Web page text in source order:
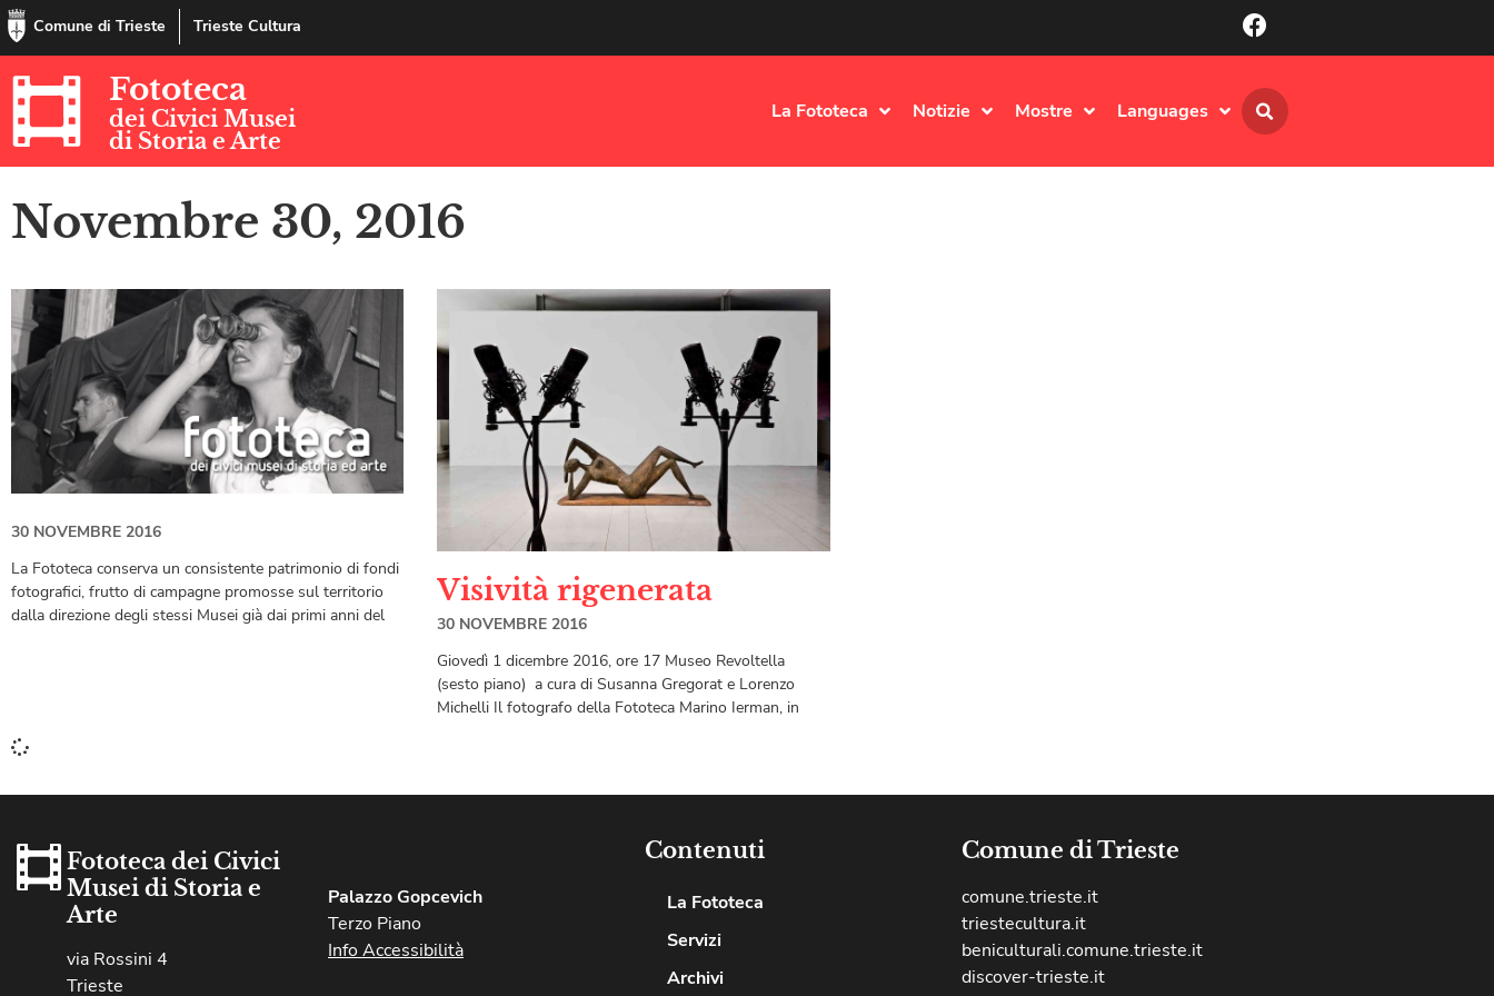
Comune di Trieste Trieste Cultura
Fototeca
dei Civici Musei
di Storia e Arte
La Fototeca Notizie Mostre Languages
Novembre 30, 2016
30 NOVEMBRE 2016
La Fototeca conserva un consistente patrimonio di fondi
fotografici, frutto di campagne promosse sul territorio
dalla direzione degli stessi Musei già dai primi anni del
Visività rigenerata
30 NOVEMBRE 2016
Giovedì 1 dicembre 2016, ore 17 Museo Revoltella
(sesto piano) a cura di Susanna Gregorat e Lorenzo
Michelli Il fotografo della Fototeca Marino Ierman, in
Fototeca dei Civici
Musei di Storia e
Arte
via Rossini 4
Trieste
Palazzo Gopcevich
Terzo Piano
Info Accessibilità
Contenuti
La Fototeca
Servizi
Archivi
Comune di Trieste
comune.trieste.it
triestecultura.it
beniculturali.comune.trieste.it
discover-trieste.it